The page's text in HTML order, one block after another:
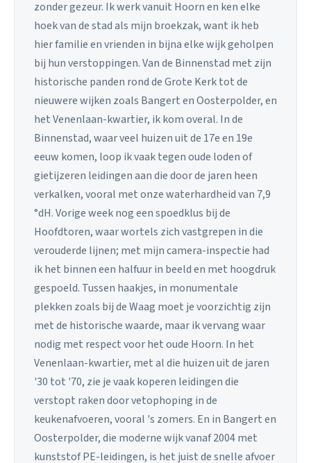
zonder gezeur. Ik werk vanuit Hoorn en ken elke
hoek van de stad als mijn broekzak, want ik heb
hier familie en vrienden in bijna elke wijk geholpen
bij hun verstoppingen. Van de Binnenstad met zijn
historische panden rond de Grote Kerk tot de
nieuwere wijken zoals Bangert en Oosterpolder, en
het Venenlaan-kwartier, ik kom overal. In de
Binnenstad, waar veel huizen uit de 17e en 19e
eeuw komen, loop ik vaak tegen oude loden of
gietijzeren leidingen aan die door de jaren heen
verkalken, vooral met onze waterhardheid van 7,9
°dH. Vorige week nog een spoedklus bij de
Hoofdtoren, waar wortels zich vastgrepen in die
verouderde lijnen; met mijn camera-inspectie had
ik het binnen een halfuur in beeld en met hoogdruk
gespoeld. Tussen haakjes, in monumentale
plekken zoals bij de Waag moet je voorzichtig zijn
met de historische waarde, maar ik vervang waar
nodig met respect voor het oude Hoorn. In het
Venenlaan-kwartier, met al die huizen uit de jaren
'30 tot '70, zie je vaak koperen leidingen die
verstopt raken door vetophoping in de
keukenafvoeren, vooral 's zomers. En in Bangert en
Oosterpolder, die moderne wijk vanaf 2004 met
kunststof PE-leidingen, is het juist de snelle afvoer